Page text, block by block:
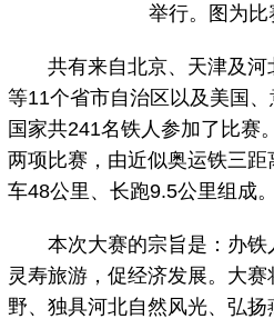
举行。图为比
共有来自北京、天津及河
等11个省市自治区以及美国
国家共241名铁人参加了比赛
两项比赛，由近似奥运铁三
车48公里、长跑9.5公里组成。
本次大赛的宗旨是：办铁
灵寿旅游，促经济发展。大
野、独具河北自然风光、弘